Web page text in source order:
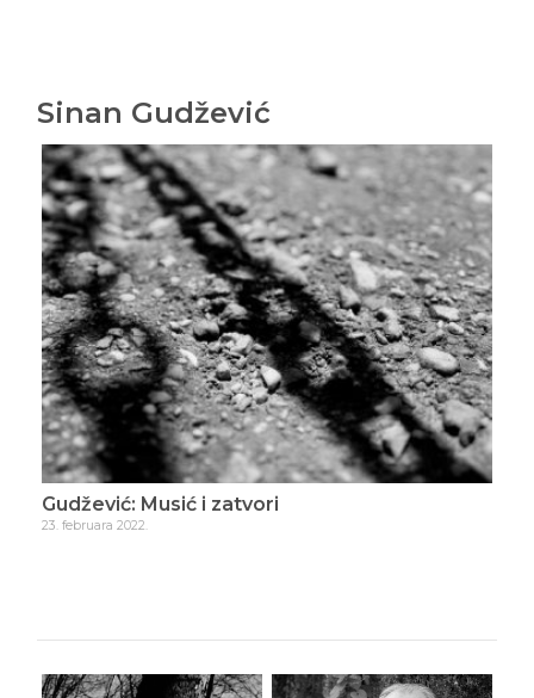
Sinan Gudžević
Gudžević: Musić i zatvori
23. februara 2022.